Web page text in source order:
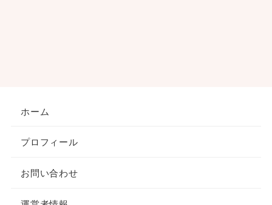
ホーム
プロフィール
お問い合わせ